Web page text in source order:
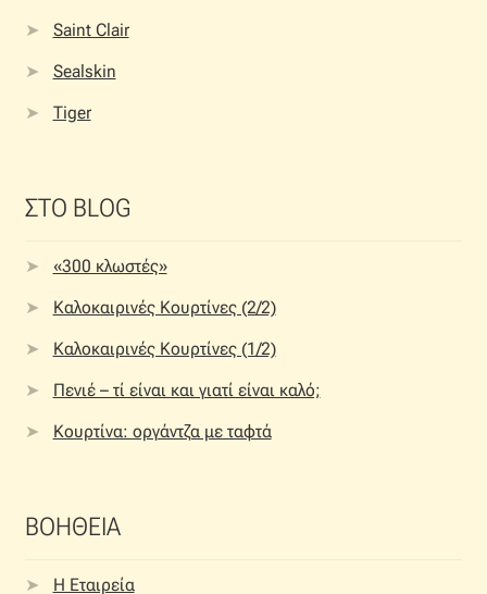
Saint Clair
Sealskin
Tiger
ΣΤΟ BLOG
«300 κλωστές»
Καλοκαιρινές Κουρτίνες (2/2)
Καλοκαιρινές Κουρτίνες (1/2)
Πενιέ – τί είναι και γιατί είναι καλό;
Κουρτίνα: οργάντζα με ταφτά
ΒΟΗΘΕΙΑ
Η Εταιρεία